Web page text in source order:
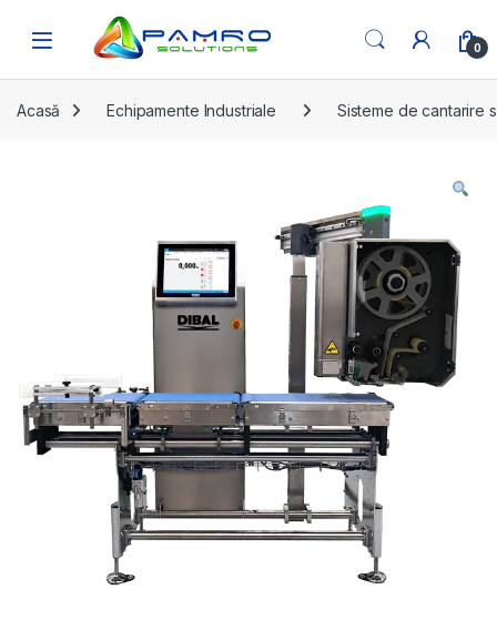
Skip to navigation
Open 0
Acasă Echipamente Industriale Sisteme de cantarire